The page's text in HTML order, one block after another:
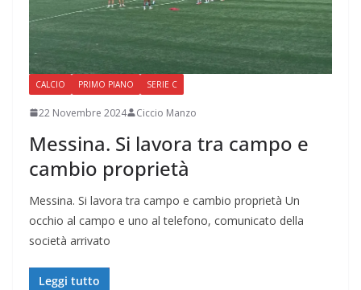
CALCIO PRIMO PIANO SERIE C
22 Novembre 2024 Ciccio Manzo
Messina. Si lavora tra campo e
cambio proprietà
Messina. Si lavora tra campo e cambio proprietà Un
occhio al campo e uno al telefono, comunicato della
società arrivato
Leggi tutto